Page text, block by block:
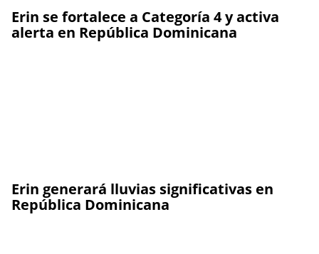
Erin se fortalece a Categoría 4 y activa
alerta en República Dominicana
Erin generará lluvias significativas en
República Dominicana